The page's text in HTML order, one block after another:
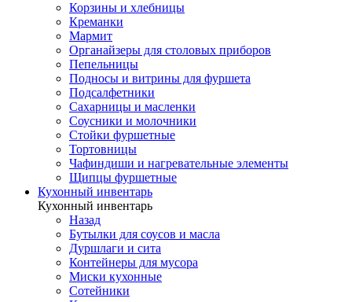
Корзины и хлебницы
Креманки
Мармит
Органайзеры для столовых приборов
Пепельницы
Подносы и витрины для фуршета
Подсалфетники
Сахарницы и масленки
Соусники и молочники
Стойки фуршетные
Тортовницы
Чафиндиши и нагревательные элементы
Щипцы фуршетные
Кухонный инвентарь
Кухонный инвентарь
Назад
Бутылки для соусов и масла
Дуршлаги и сита
Контейнеры для мусора
Миски кухонные
Сотейники